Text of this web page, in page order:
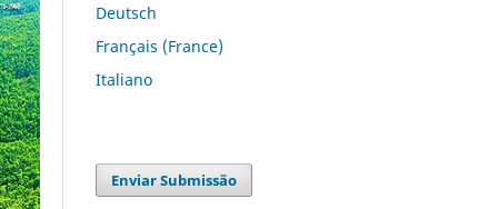
Deutsch
Français (France)
Italiano
Enviar Submissão